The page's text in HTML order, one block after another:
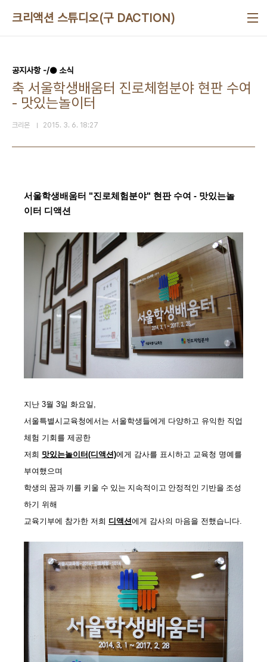
크리액션 스튜디오(구 DACTION)
공지사항 -/● 소식
축 서울학생배움터 진로체험분야 현판 수여
- 맛있는놀이터
크리몬 2015. 3. 6. 18:27
서울학생배움터 "진로체험분야" 현판 수여 - 맛있는놀
이터 디액션
지난 3월 3일 화요일,
서울특별시교육청에서는 서울학생들에게 다양하고 유익한 직업
체험 기회를 제공한
저희 맛있는놀이터(디액션)에게 감사를 표시하고 교육청 명예를
부여했으며
학생의 꿈과 끼를 키울 수 있는 지속적이고 안정적인 기반을 조성
하기 위해
교육기부에 참가한 저희 디액션에게 감사의 마음을 전했습니다.